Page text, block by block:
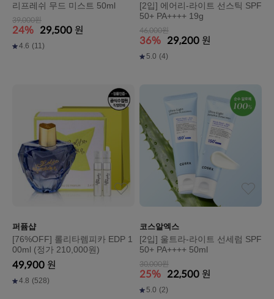
리프레쉬 무드 미스트 50ml
39,000원
24% 29,500 원
4.6 (11)
[2입] 에어리-라이트 선스틱 SPF
50+ PA++++ 19g
46,000원
36% 29,200 원
5.0 (4)
퍼퓸샵
[76%OFF] 롤리타렘피카 EDP 1
00ml (정가 210,000원)
49,900 원
4.8 (528)
코스알엑스
[2입] 울트라-라이트 선세럼 SPF
50+ PA++++ 50ml
30,000원
25% 22,500 원
5.0 (2)